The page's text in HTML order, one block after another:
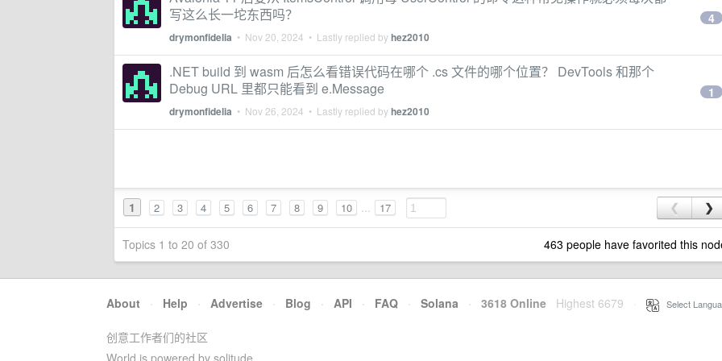
写这么长一坨东西吗？
drymonfidelia • Nov 20, 2024 • Lastly replied byhez2010
4
.NET build 到 wasm 后怎么看错误代码在哪个 .cs 文件的哪个位置？ DevTools 和那个
Debug URL 里都只能看到 e.Message
drymonfidelia • Nov 26, 2024 • Lastly replied byhez2010
1
1 2 3 4 5 6 7 8 9 10 ... 17 ❮ ❯
Topics 1 to 20 of 330 463 people have favorited this
About · Help · Advertise · Blog · API · FAQ · Solana · 3618 Online Highest 6679 Select
创意工作者们的社区
World is powered by solitude